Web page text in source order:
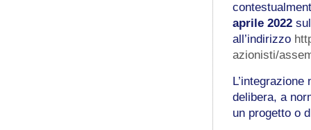
aprile 2022
all’indirizzo
azionisti/
delibera, a
un progetto o